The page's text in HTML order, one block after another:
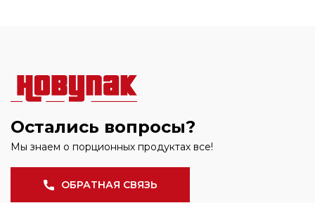
Остались вопросы?
Мы знаем о порционных продуктах все!
ОБРАТНАЯ СВЯЗЬ